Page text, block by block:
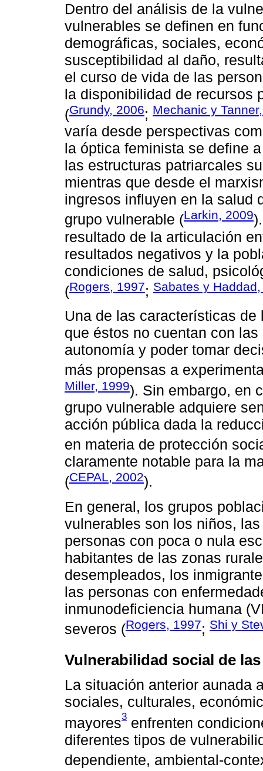
Dentro del análisis de la
vulnerables se definen en
demográficas, sociales,
susceptibilidad al daño,
el curso de vida de las
la disponibilidad de recursos
(Grundy, 2006; Mechanic y
varía desde perspectivas
la óptica feminista se define
las estructuras patriarcales
mientras que desde el
ingresos influyen en la salud
grupo vulnerable (Larkin, 2009
resultado de la articulación
resultados negativos y la
condiciones de salud,
(Rogers, 1997; Sabates y
Una de las características
que éstos no cuentan con
autonomía y poder tomar
más propensas a
Miller, 1999). Sin embargo, en
grupo vulnerable adquiere
acción pública dada la
en materia de protección
claramente notable para la
(CEPAL, 2002).
En general, los grupos
vulnerables son los niños,
personas con poca o nula
habitantes de las zonas
desempleados, los
las personas con
inmunodeficiencia humana
severos (Rogers, 1997; Shi y
Vulnerabilidad social de
La situación anterior aunada
sociales, culturales,
mayores3 enfrenten
diferentes tipos de
dependiente, ambiental-